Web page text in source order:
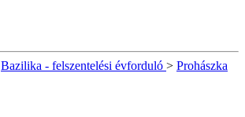
Bazilika - felszentelési évforduló > Prohászka